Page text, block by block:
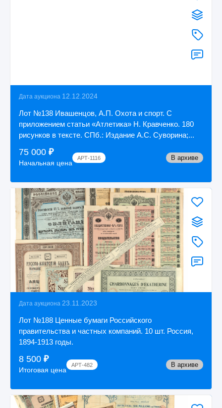
Дата аукциона 12.12.2024
Лот №138 Ивашенцов, А.П. Охота и спорт. С
приложением статьи «Атлетика» Н. Кравченко. 180
рисунков в тексте. СПб.: Издание А.С. Суворина;...
75 000 ₽
Начальная цена
АРТ-1116 В архиве
Дата аукциона 23.11.2023
Лот №188 Ценные бумаги Российского
правительства и частных компаний. 10 шт. Россия,
1894-1913 годы.
8 500 ₽
Итоговая цена
АРТ-482 В архиве